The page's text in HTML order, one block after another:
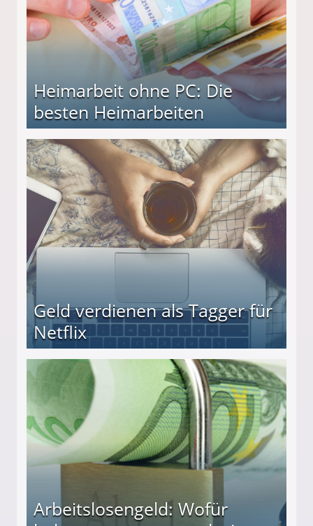
Heimarbeit ohne PC: Die
besten Heimarbeiten
Geld verdienen als Tagger für
Netflix
Arbeitslosengeld: Wofür